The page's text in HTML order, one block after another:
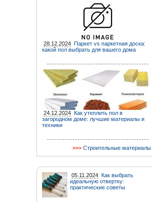
28.12.2024 Паркет vs паркетная доска:
какой пол выбрать для вашего дома
24.12.2024 Как утеплить пол в
загородном доме: лучшие материалы и
техники
Строительные материалы
05.11.2024 Как выбрать
идеальную отвертку:
практические советы